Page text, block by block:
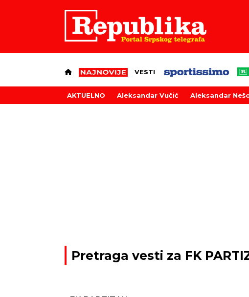
VESTI
AKTUELNO Aleksandar Vučić Aleksandar
Pretraga vesti za FK